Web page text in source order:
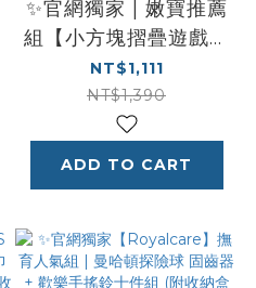
✨官網獨家 | 嫩寶推薦
組【小方塊摺疊遊戲墊
+MIT乾濕兩用布巾
+矽膠盒+濕紙巾隨身
包】
NT$1,111
NT$1,390
ADD TO CART